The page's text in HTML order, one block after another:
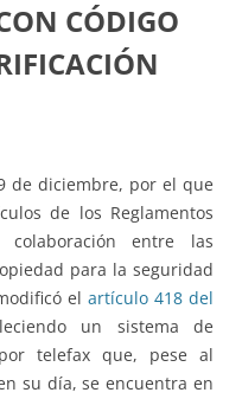
CÓDIGO
de diciembre, por el que
de los Reglamentos
entre las
para la seguridad
el artículo 418 del
un sistema de
telefax que, pese al
su día, se encuentra en